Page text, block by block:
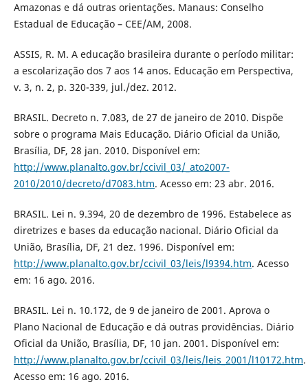
Amazonas e dá outras orientações. Manaus: Conselho
Estadual de Educação – CEE/AM, 2008.
ASSIS, R. M. A educação brasileira durante o período militar:
a escolarização dos 7 aos 14 anos. Educação em Perspectiva,
v. 3, n. 2, p. 320-339, jul./dez. 2012.
BRASIL. Decreto n. 7.083, de 27 de janeiro de 2010. Dispõe
sobre o programa Mais Educação. Diário Oficial da União,
Brasília, DF, 28 jan. 2010. Disponível em:
http://www.planalto.gov.br/ccivil_03/_ato2007-
2010/2010/decreto/d7083.htm. Acesso em: 23 abr. 2016.
BRASIL. Lei n. 9.394, 20 de dezembro de 1996. Estabelece as
diretrizes e bases da educação nacional. Diário Oficial da
União, Brasília, DF, 21 dez. 1996. Disponível em:
http://www.planalto.gov.br/ccivil_03/leis/l9394.htm. Acesso
em: 16 ago. 2016.
BRASIL. Lei n. 10.172, de 9 de janeiro de 2001. Aprova o
Plano Nacional de Educação e dá outras providências. Diário
Oficial da União, Brasília, DF, 10 jan. 2001. Disponível em:
http://www.planalto.gov.br/ccivil_03/leis/leis_2001/l10172.htm.
Acesso em: 16 ago. 2016.